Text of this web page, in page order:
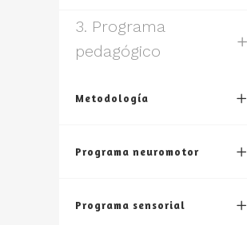
3. Programa
pedagógico
Metodología
Programa neuromotor
Programa sensorial